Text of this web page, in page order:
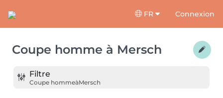
FR Connexion
Coupe homme à Mersch
Filtre
Coupe hommeàMersch